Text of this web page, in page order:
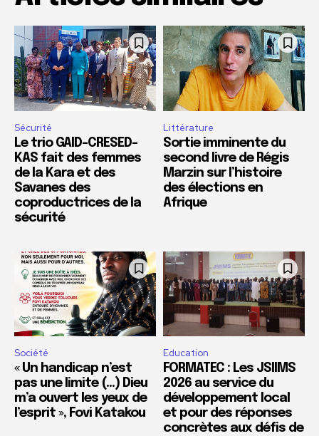
Sécurité
Le trio GAID-CRESED-
KAS fait des femmes
de la Kara et des
Savanes des
coproductrices de la
sécurité
Littérature
Sortie imminente du
second livre de Régis
Marzin sur l’histoire
des élections en
Afrique
Société
« Un handicap n’est
pas une limite (…) Dieu
m’a ouvert les yeux de
l’esprit », Fovi Katakou
Education
FORMATEC : Les JSIIMS
2026 au service du
développement local
et pour des réponses
concrètes aux défis de